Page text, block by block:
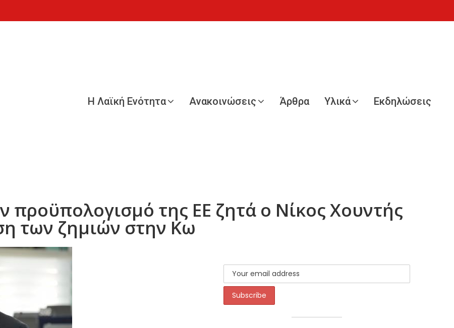
Η Λαϊκή Ενότητα Ανακοινώσεις Άρθρα Υλικά Εκδηλώσεις
προϋπολογισμό της ΕΕ ζητά ο Νίκος Χουντής
των ζημιών στην Κω